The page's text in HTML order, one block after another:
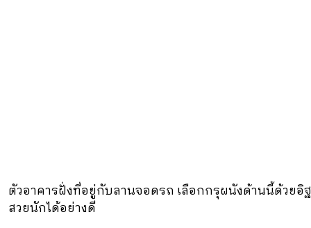
ตัวอาคารฝั่งที่อยู่กับลานจอดรถ เลือกกรุผนังด้านนี้ด้วยอิ
สวยนักได้อย่างดี